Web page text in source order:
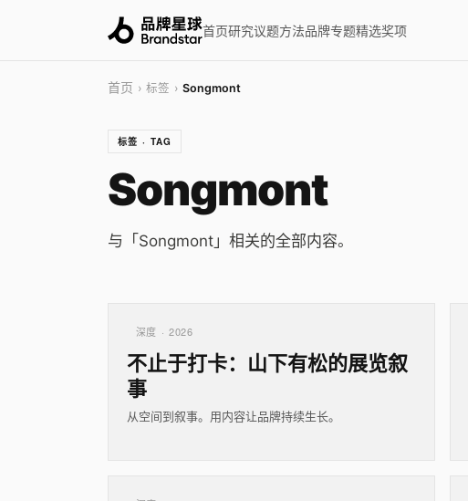
首页研究议题方法品牌专题精选奖项
首页 › 标签 › Songmont
标签 · TAG
Songmont
与「Songmont」相关的全部内容。
深度 · 2026
不止于打卡：山下有松的展览叙
事
从空间到叙事。用内容让品牌持续生长。